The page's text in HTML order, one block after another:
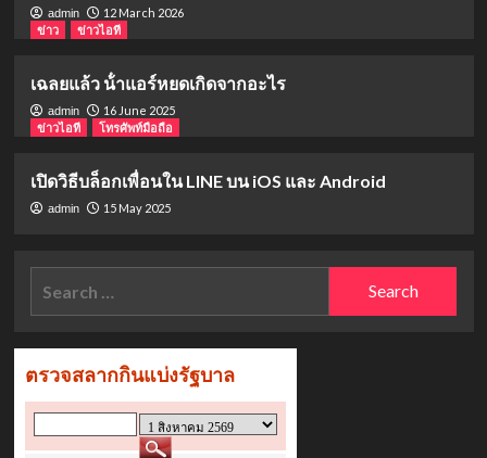
admin
12 March 2026
ข่าว
ข่าวไอที
เฉลยแล้ว น้ําแอร์หยดเกิดจากอะไร
admin
16 June 2025
ข่าวไอที
โทรศัพท์มือถือ
เปิดวิธีบล็อกเพื่อนใน LINE บน iOS และ Android
admin 15 May 2025